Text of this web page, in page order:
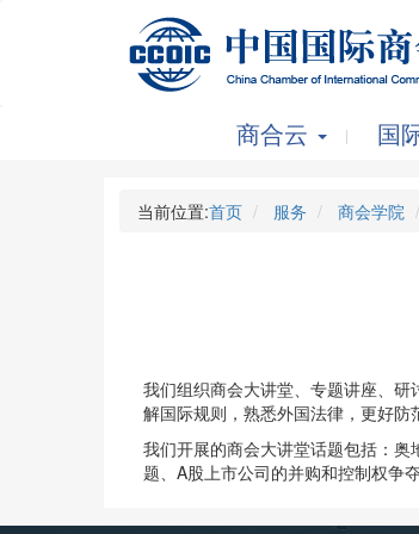
商合云 国
当前位置:首页 服务 商会学院
我们组织商会大讲堂、专题讲座、
解国际规则，熟悉外国法律，更好防
我们开展的商会大讲堂话题包括：
题、A股上市公司的并购和控制权争